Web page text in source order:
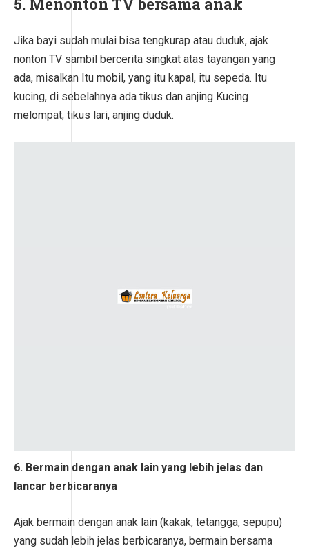
Jika bayi sudah mulai bisa tengkurap atau duduk, ajak
nonton TV sambil bercerita singkat atas tayangan yang
ada, misalkan Itu mobil, yang itu kapal, itu sepeda. Itu
kucing, di sebelahnya ada tikus dan anjing Kucing
melompat, tikus lari, anjing duduk.
6. Bermain dengan anak lain yang lebih jelas dan
lancar berbicaranya
Ajak bermain dengan anak lain (kakak, tetangga, sepupu)
yang sudah lebih jelas berbicaranya, bermain bersama